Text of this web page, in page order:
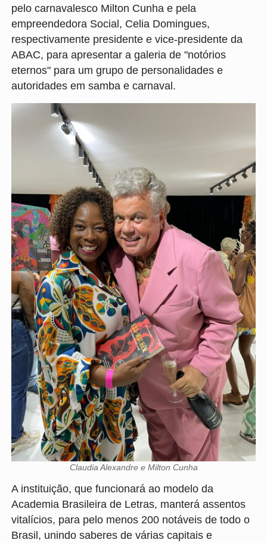
pelo carnavalesco Milton Cunha e pela
empreendedora Social, Celia Domingues,
respectivamente presidente e vice-presidente da
ABAC, para apresentar a galeria de "notórios
eternos" para um grupo de personalidades e
autoridades em samba e carnaval.
Claudia Alexandre e Milton Cunha
A instituição, que funcionará ao modelo da
Academia Brasileira de Letras, manterá assentos
vitalícios, para pelo menos 200 notáveis de todo o
Brasil, unindo saberes de várias capitais e